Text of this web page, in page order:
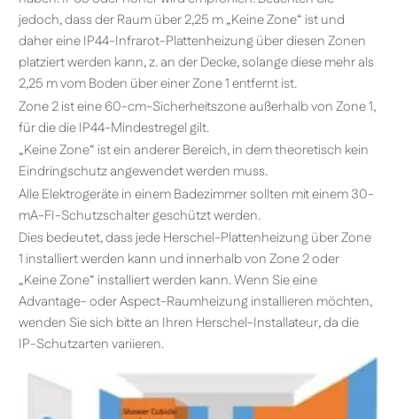
jedoch, dass der Raum über 2,25 m „Keine Zone“ ist und
daher eine IP44-Infrarot-Plattenheizung über diesen Zonen
platziert werden kann, z. an der Decke, solange diese mehr als
2,25 m vom Boden über einer Zone 1 entfernt ist.
Zone 2 ist eine 60-cm-Sicherheitszone außerhalb von Zone 1,
für die die IP44-Mindestregel gilt.
„Keine Zone“ ist ein anderer Bereich, in dem theoretisch kein
Eindringschutz angewendet werden muss.
Alle Elektrogeräte in einem Badezimmer sollten mit einem 30-
mA-FI-Schutzschalter geschützt werden.
Dies bedeutet, dass jede Herschel-Plattenheizung über Zone
1 installiert werden kann und innerhalb von Zone 2 oder
„Keine Zone“ installiert werden kann. Wenn Sie eine
Advantage- oder Aspect-Raumheizung installieren möchten,
wenden Sie sich bitte an Ihren Herschel-Installateur, da die
IP-Schutzarten variieren.